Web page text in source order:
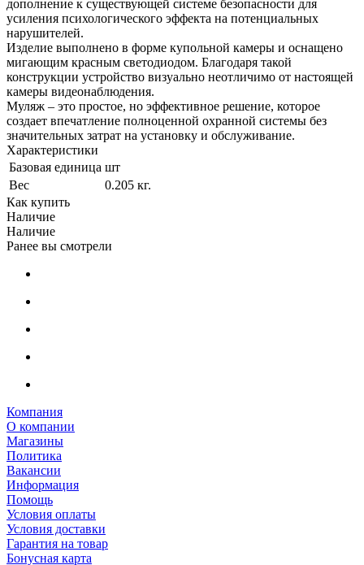
дополнение к существующей системе безопасности для
усиления психологического эффекта на потенциальных
нарушителей.
Изделие выполнено в форме купольной камеры и оснащено
мигающим красным светодиодом. Благодаря такой
конструкции устройство визуально неотличимо от настоящей
камеры видеонаблюдения.
Муляж – это простое, но эффективное решение, которое
создает впечатление полноценной охранной системы без
значительных затрат на установку и обслуживание.
Характеристики
Базовая единица шт
Вес
0.205 кг.
Как купить
Наличие
Наличие
Ранее вы смотрели
Компания
О компании
Магазины
Политика
Вакансии
Информация
Помощь
Условия оплаты
Условия доставки
Гарантия на товар
Бонусная карта